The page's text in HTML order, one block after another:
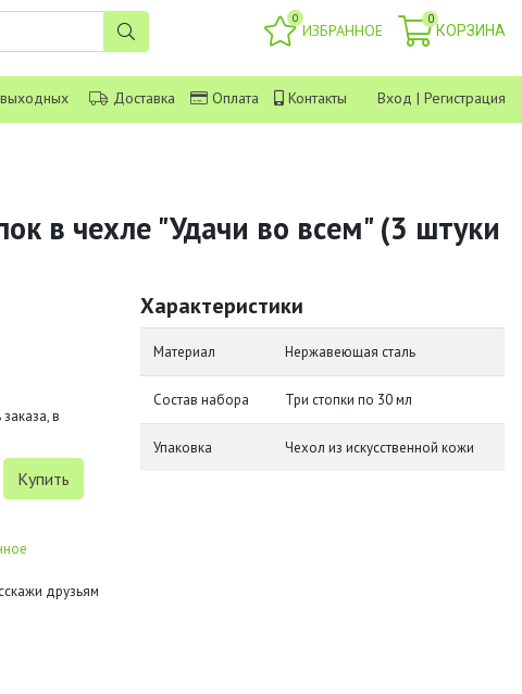
0
ИЗБРАННОЕ
0
КОРЗИНА
Доставка Оплата Контакты Вход | Регистрация
в чехле "Удачи во всем" (3 штуки
в
друзьям
Характеристики
Материал Нержавеющая сталь
Состав набора Три стопки по 30 мл
Упаковка Чехол из искусственной кожи